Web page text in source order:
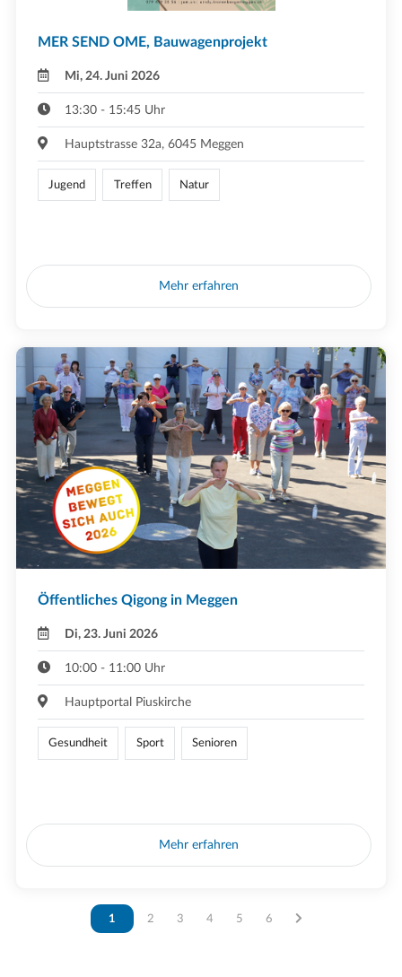
MER SEND OME, Bauwagenprojekt
Mi, 24. Juni 2026
13:30 - 15:45 Uhr
Hauptstrasse 32a, 6045 Meggen
Jugend Treffen Natur
Mehr erfahren
Öffentliches Qigong in Meggen
Di, 23. Juni 2026
10:00 - 11:00 Uhr
Hauptportal Piuskirche
Gesundheit Sport Senioren
Mehr erfahren
Vous êtes sur la page
1 Vous êtes sur la page
2 Vous êtes sur la page
3 Vous êtes sur la page
4 Vous êtes sur la page
5 Vous êtes sur la page
6